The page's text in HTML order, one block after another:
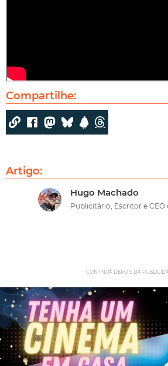
Compartilhe:
Artigo:
Hugo Machado
Publicitário, Escritor e
CONTINUA DEPOIS DA